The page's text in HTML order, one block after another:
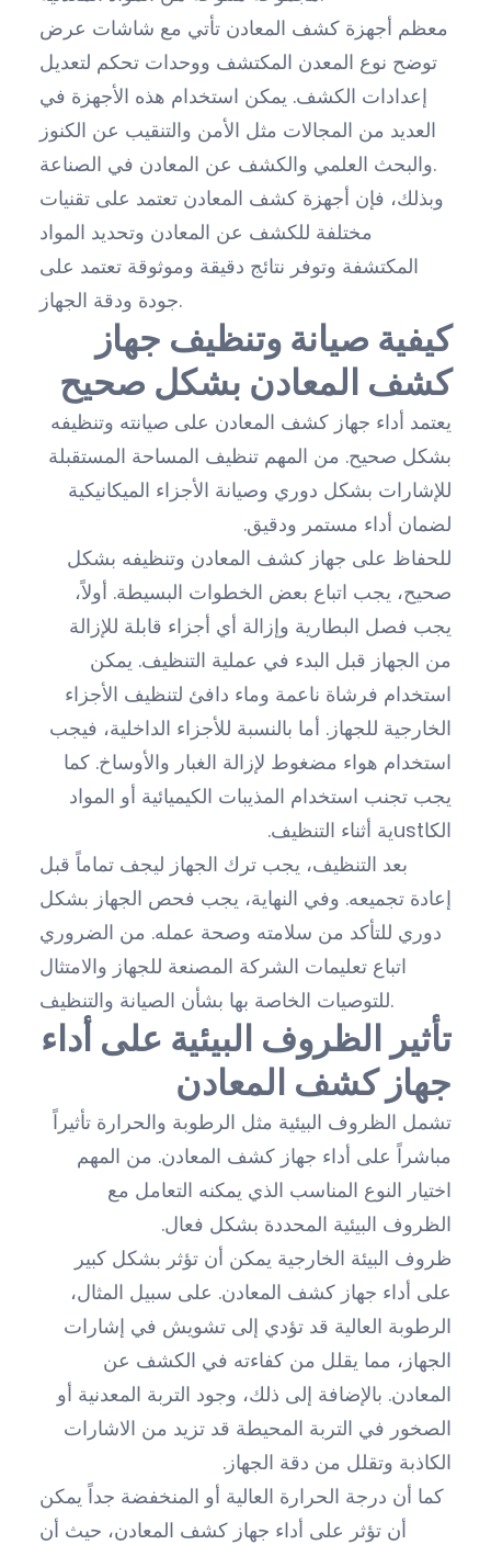
معظم أجهزة كشف المعادن تأتي مع شاشات عرض
توضح نوع المعدن المكتشف ووحدات تحكم لتعديل
إعدادات الكشف. يمكن استخدام هذه الأجهزة في
العديد من المجالات مثل الأمن والتنقيب عن الكنوز
والبحث العلمي والكشف عن المعادن في الصناعة.
وبذلك، فإن أجهزة كشف المعادن تعتمد على تقنيات
مختلفة للكشف عن المعادن وتحديد المواد
المكتشفة وتوفر نتائج دقيقة وموثوقة تعتمد على
جودة ودقة الجهاز.
كيفية صيانة وتنظيف جهاز
كشف المعادن بشكل صحيح
يعتمد أداء جهاز كشف المعادن على صيانته وتنظيفه
بشكل صحيح. من المهم تنظيف المساحة المستقبلة
للإشارات بشكل دوري وصيانة الأجزاء الميكانيكية
لضمان أداء مستمر ودقيق.
للحفاظ على جهاز كشف المعادن وتنظيفه بشكل
صحيح، يجب اتباع بعض الخطوات البسيطة. أولاً،
يجب فصل البطارية وإزالة أي أجزاء قابلة للإزالة
من الجهاز قبل البدء في عملية التنظيف. يمكن
استخدام فرشاة ناعمة وماء دافئ لتنظيف الأجزاء
الخارجية للجهاز. أما بالنسبة للأجزاء الداخلية، فيجب
استخدام هواء مضغوط لإزالة الغبار والأوساخ. كما
يجب تجنب استخدام المذيبات الكيميائية أو المواد
الكاustية أثناء التنظيف.
بعد التنظيف، يجب ترك الجهاز ليجف تماماً قبل
إعادة تجميعه. وفي النهاية، يجب فحص الجهاز بشكل
دوري للتأكد من سلامته وصحة عمله. من الضروري
اتباع تعليمات الشركة المصنعة للجهاز والامتثال
للتوصيات الخاصة بها بشأن الصيانة والتنظيف.
تأثير الظروف البيئية على أداء
جهاز كشف المعادن
تشمل الظروف البيئية مثل الرطوبة والحرارة تأثيراً
مباشراً على أداء جهاز كشف المعادن. من المهم
اختيار النوع المناسب الذي يمكنه التعامل مع
الظروف البيئية المحددة بشكل فعال.
ظروف البيئة الخارجية يمكن أن تؤثر بشكل كبير
على أداء جهاز كشف المعادن. على سبيل المثال،
الرطوبة العالية قد تؤدي إلى تشويش في إشارات
الجهاز، مما يقلل من كفاءته في الكشف عن
المعادن. بالإضافة إلى ذلك، وجود التربة المعدنية أو
الصخور في التربة المحيطة قد تزيد من الاشارات
الكاذبة وتقلل من دقة الجهاز.
كما أن درجة الحرارة العالية أو المنخفضة جداً يمكن
أن تؤثر على أداء جهاز كشف المعادن، حيث أن